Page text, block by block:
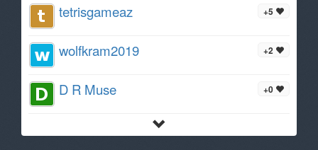
+5
tetrisgameaz
+2
wolfkram2019
+0
D R Muse